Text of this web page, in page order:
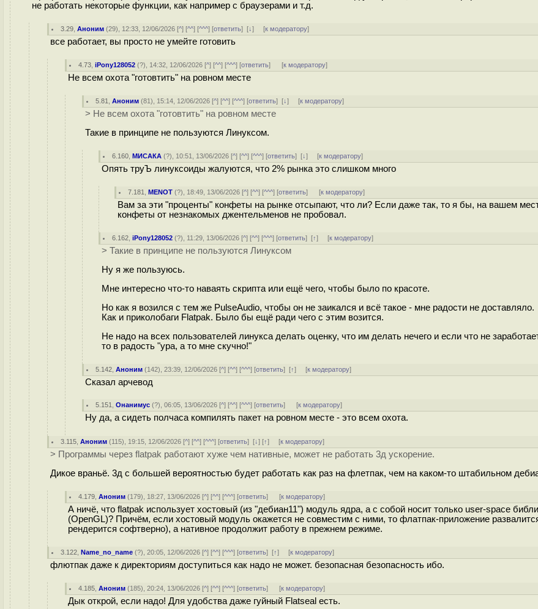
не работать некоторые функции, как например с браузерами и т.д.
3.29 ,Аноним (29), 12:33, 12/06/2026 [^] [^^] [^^^] [ответить][↓] [к модератору]
все работает, вы просто не умейте готовить
4.73 ,iPony128052 (?), 14:32, 12/06/2026 [^] [^^] [^^^] [ответить] [к модератору]
Не всем охота "готовтить" на ровном месте
5.81 ,Аноним (81), 15:14, 12/06/2026 [^] [^^] [^^^] [ответить][↓] [к модератору]
> Не всем охота "готовтить" на ровном месте
Такие в принципе не пользуются Линуксом.
6.160 ,МИСАКА (?), 10:51, 13/06/2026 [^] [^^] [^^^] [ответить][↓] [к модератору]
Опять труЪ линуксоиды жалуются, что 2% рынка это слишком много
7.181 ,MENOT (?), 18:49, 13/06/2026 [^] [^^] [^^^] [ответить] [к модератору]
Вам за эти "проценты" конфеты на рынке отсыпают, что ли? Если даже так, то я бы, на вашем
конфеты от незнакомых джентельменов не пробовал.
6.162 ,iPony128052 (?), 11:29, 13/06/2026 [^] [^^] [^^^] [ответить][↑] [к модератору]
> Такие в принципе не пользуются Линуксом
Ну я же пользуюсь.
Мне интересно что-то наваять скрипта или ещё чего, чтобы было по красоте.
Но как я возился с тем же PulseAudio, чтобы он не заикался и всё такое - мне радости не доставляло.
Как и приколобаги Flatpak. Было бы ещё ради чего с этим возится.
Не надо на всех пользователей линукса делать оценку, что им делать нечего и если что не
то в радость "ура, а то мне скучно!"
5.142 ,Аноним (142), 23:39, 12/06/2026 [^] [^^] [^^^] [ответить][↑] [к модератору]
Сказал арчевод
5.151 ,Онанимус (?), 06:05, 13/06/2026 [^] [^^] [^^^] [ответить] [к модератору]
Ну да, а сидеть полчаса компилять пакет на ровном месте - это всем охота.
3.115 ,Аноним (115), 19:15, 12/06/2026 [^] [^^] [^^^] [ответить][↓] [↑] [к модератору]
> Программы через flatpak работают хуже чем нативные, может не работать 3д ускорение.
Дикое враньё. 3д с большей вероятностью будет работать как раз на флетпак, чем на каком-то штабильном
4.179 ,Аноним (179), 18:27, 13/06/2026 [^] [^^] [^^^] [ответить] [к модератору]
А ничё, что flatpak использует хостовый (из "дебиан11") модуль ядра, а с собой носит только user-space
(OpenGL)? Причём, если хостовый модуль окажется не совместим с ними, то флатпак-приложение
рендерится софтверно), а нативное продолжит работу в прежнем режиме.
3.122 ,Name_no_name (?), 20:05, 12/06/2026 [^] [^^] [^^^] [ответить][↑] [к модератору]
флютпак даже к директориям доступиться как надо не может. безопасная безопасность ибо.
4.185 ,Аноним (185), 20:24, 13/06/2026 [^] [^^] [^^^] [ответить] [к модератору]
Дык открой, если надо! Для удобства даже гуйный Flatseal есть.